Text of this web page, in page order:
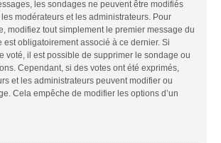
les sondages ne peuvent être modifiés
modérateurs et les administrateurs. Pour
modifiez tout simplement le premier message du
est obligatoirement associé à ce dernier. Si
voté, il est possible de supprimer le sondage ou
Cependant, si des votes ont été exprimés,
et les administrateurs peuvent modifier ou
Cela empêche de modifier les options d’un